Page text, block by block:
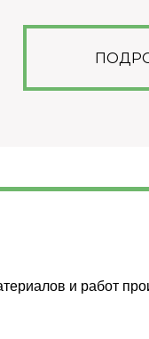
и работ